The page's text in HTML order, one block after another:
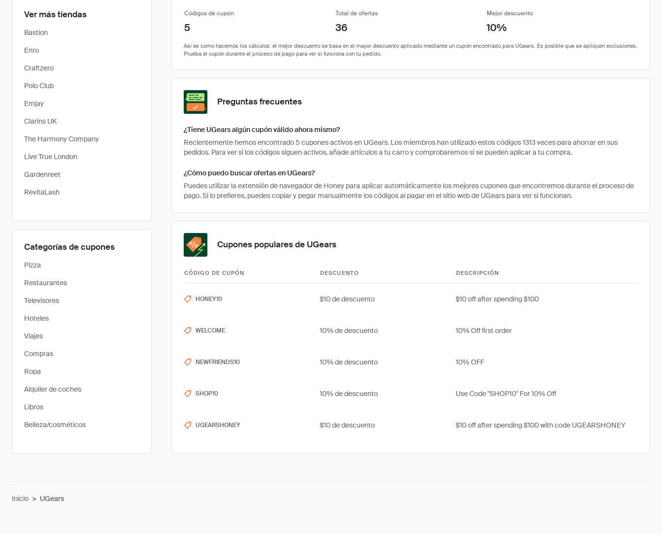
Ver más tiendas
Bastion
Enro
Craftzero
Polo Club
Emjay
Clarins UK
The Harmony Company
Live True London
Gardenreet
RevitaLash
Categorías de cupones
Pizza
Restaurantes
Televisores
Hoteles
Viajes
Compras
Ropa
Alquiler de coches
Libros
Belleza/cosméticos
Códigos de cupón Total de ofertas Mejor descuento
5 36 10%
Preguntas frecuentes
¿Tiene UGears algún cupón válido ahora mismo?
Recientemente hemos encontrado 5 cupones activos en UGears. Los miembros han utilizado estos códigos 1313 veces para ahorrar en sus
pedidos. Para ver si los códigos siguen activos, añade artículos a tu carro y comprobaremos si se pueden aplicar a tu compra.
¿Cómo puedo buscar ofertas en UGears?
Puedes utilizar la extensión de navegador de Honey para aplicar automáticamente los mejores cupones que encontremos durante el proceso de
pago. Si lo prefieres, puedes copiar y pegar manualmente los códigos al pagar en el sitio web de UGears para ver si funcionan.
Cupones populares de UGears
CÓDIGO DE CUPÓN DESCUENTO DESCRIPCIÓN
HONEY10 $10 de descuento $10 off after spending $100
WELCOME 10% de descuento 10% Off first order
NEWFRIENDS10 10% de descuento 10% OFF
SHOP10 10% de descuento Use Code "SHOP10" For 10% Off
UGEARSHONEY $10 de descuento $10 off after spending $100 with code UGEARSHONEY
Inicio > UGears